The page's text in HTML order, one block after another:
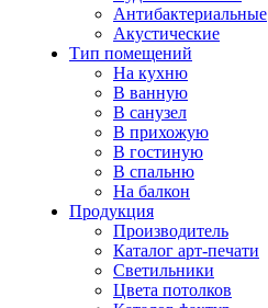
Антибактериальные
Акустические
Тип помещений
На кухню
В ванную
В санузел
В прихожую
В гостиную
В спальню
На балкон
Продукция
Производитель
Каталог арт-печати
Светильники
Цвета потолков